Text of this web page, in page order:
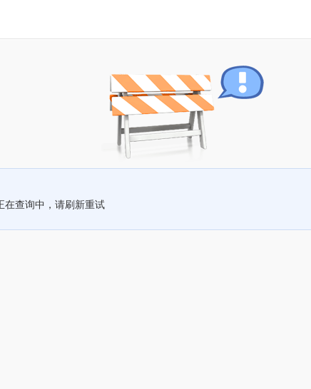
在查询中，请刷新重试